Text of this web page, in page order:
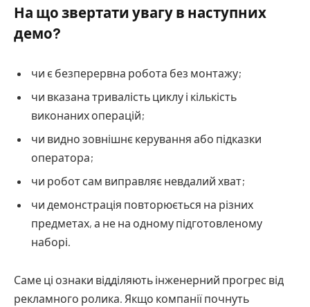
На що звертати увагу в наступних
демо?
чи є безперервна робота без монтажу;
чи вказана тривалість циклу і кількість
виконаних операцій;
чи видно зовнішнє керування або підказки
оператора;
чи робот сам виправляє невдалий хват;
чи демонстрація повторюється на різних
предметах, а не на одному підготовленому
наборі.
Саме ці ознаки відділяють інженерний прогрес від
рекламного ролика. Якщо компанії почнуть